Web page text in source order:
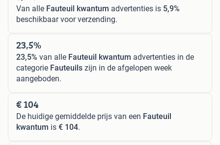
Van alle Fauteuil kwantum advertenties is 5,9%
beschikbaar voor verzending.
23,5%
23,5% van alle Fauteuil kwantum advertenties in de
categorie Fauteuils zijn in de afgelopen week
aangeboden.
€ 104
De huidige gemiddelde prijs van een Fauteuil
kwantum is € 104.